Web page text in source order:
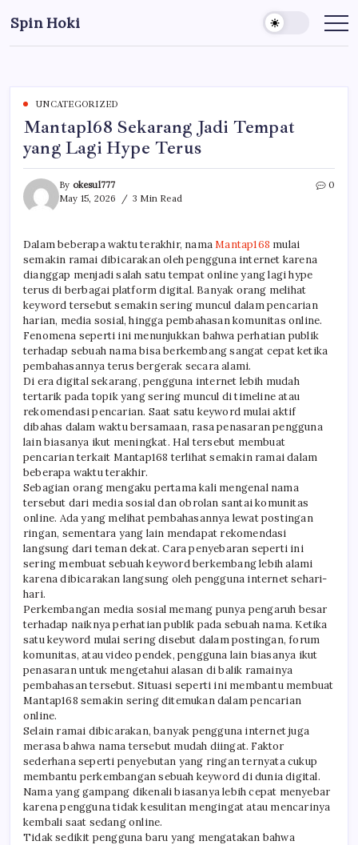
to
content
Spin Hoki
Rasakan
bermain
menang
tampilan
dan
pengalaman
bermain
yang
lancar
kapan
UNCATEGORIZED
Mantap168 Sekarang Jadi Tempat
yang Lagi Hype Terus
By okesul777
May 15, 2026
3 Min Read
0
Dalam beberapa waktu terakhir, namaMantap168 mulai
semakin ramai dibicarakan oleh pengguna internet karena
dianggap menjadi salah satu tempat online yang lagi hype
terus di berbagai platform digital. Banyak orang melihat
keyword tersebut semakin sering muncul dalam pencarian
harian, media sosial, hingga pembahasan komunitas online.
Fenomena seperti ini menunjukkan bahwa perhatian publik
terhadap sebuah nama bisa berkembang sangat cepat ketika
pembahasannya terus bergerak secara alami.
Di era digital sekarang, pengguna internet lebih mudah
tertarik pada topik yang sering muncul di timeline atau
rekomendasi pencarian. Saat satu keyword mulai aktif
dibahas dalam waktu bersamaan, rasa penasaran pengguna
lain biasanya ikut meningkat. Hal tersebut membuat
pencarian terkait Mantap168 terlihat semakin ramai dalam
beberapa waktu terakhir.
Sebagian orang mengaku pertama kali mengenal nama
tersebut dari media sosial dan obrolan santai komunitas
online. Ada yang melihat pembahasannya lewat postingan
ringan, sementara yang lain mendapat rekomendasi
langsung dari teman dekat. Cara penyebaran seperti ini
sering membuat sebuah keyword berkembang lebih alami
karena dibicarakan langsung oleh pengguna internet sehari-
hari.
Perkembangan media sosial memang punya pengaruh besar
terhadap naiknya perhatian publik pada sebuah nama. Ketika
satu keyword mulai sering disebut dalam postingan, forum
komunitas, atau video pendek, pengguna lain biasanya ikut
penasaran untuk mengetahui alasan di balik ramainya
pembahasan tersebut. Situasi seperti ini membantu membuat
Mantap168 semakin sering ditemukan dalam pencarian
online.
Selain ramai dibicarakan, banyak pengguna internet juga
merasa bahwa nama tersebut mudah diingat. Faktor
sederhana seperti penyebutan yang ringan ternyata cukup
membantu perkembangan sebuah keyword di dunia digital.
Nama yang gampang dikenali biasanya lebih cepat menyebar
karena pengguna tidak kesulitan mengingat atau mencarinya
kembali saat sedang online.
Tidak sedikit pengguna baru yang mengatakan bahwa